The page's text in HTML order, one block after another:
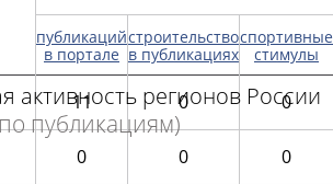
активность регионов России
публикациям)
публикаций
в портале
строительство
в публикациях
спортивные
стимулы
11 0 0
0 0 0